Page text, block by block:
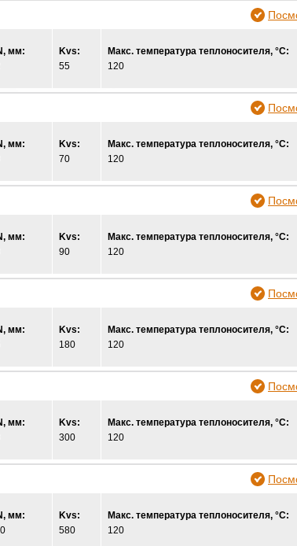
мм:
Kvs:
55
Макс. температура теплоносителя, °С:
120
мм:
Kvs:
70
Макс. температура теплоносителя, °С:
120
мм:
Kvs:
90
Макс. температура теплоносителя, °С:
120
мм:
Kvs:
180
Макс. температура теплоносителя, °С:
120
мм:
Kvs:
300
Макс. температура теплоносителя, °С:
120
мм:
Kvs:
580
Макс. температура теплоносителя, °С:
120